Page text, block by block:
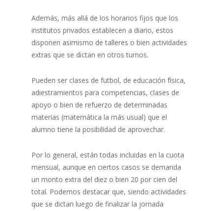
Además, más allá de los horarios fijos que los
institutos privados establecen a diario, estos
disponen asimismo de talleres o bien actividades
extras que se dictan en otros turnos.
Pueden ser clases de futbol, de educación física,
adiestramientos para competencias, clases de
apoyo o bien de refuerzo de determinadas
materias (matemática la más usual) que el
alumno tiene la posibilidad de aprovechar.
Por lo general, están todas incluidas en la cuota
mensual, aunque en ciertos casos se demanda
un monto extra del diez o bien 20 por cien del
total. Podemos destacar que, siendo actividades
que se dictan luego de finalizar la jornada